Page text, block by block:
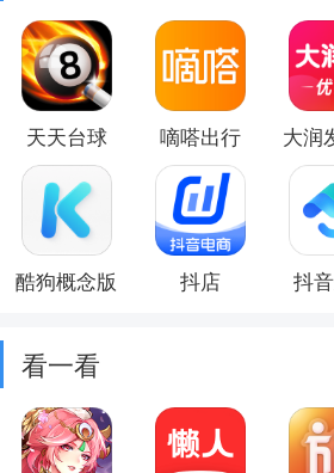
天天台球 嘀嗒出行 大润
酷狗概念版 抖店 抖
看一看